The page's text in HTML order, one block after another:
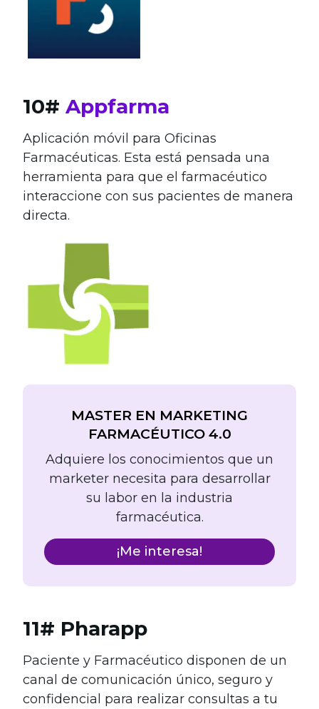
10# Appfarma
Aplicación móvil para Oficinas
Farmacéuticas. Esta está pensada una
herramienta para que el farmacéutico
interaccione con sus pacientes de manera
directa.
MASTER EN MARKETING
FARMACÉUTICO 4.0
Adquiere los conocimientos que un
marketer necesita para desarrollar
su labor en la industria
farmacéutica.
¡Me interesa!
11# Pharapp
Paciente y Farmacéutico disponen de un
canal de comunicación único, seguro y
confidencial para realizar consultas a tu